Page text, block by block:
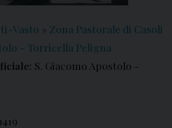
Vasto » Zona Pastorale di Casoli
- Torricella Peligna
S. Giacomo Apostolo -